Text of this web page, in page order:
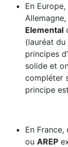
En
Elemental
(lauréat
principes d’
solide et
compléter
principe
En
ou AREP